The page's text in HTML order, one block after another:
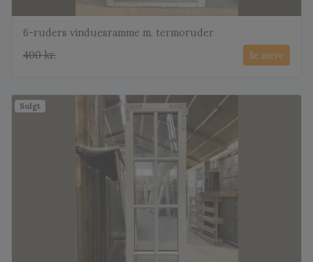
6-ruders vinduesramme m. termoruder
400 kr.
Se mere
Solgt